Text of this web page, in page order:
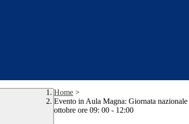
Home >
Evento in Aula Magna: Giornata
ottobre ore 09: 00 - 12:00